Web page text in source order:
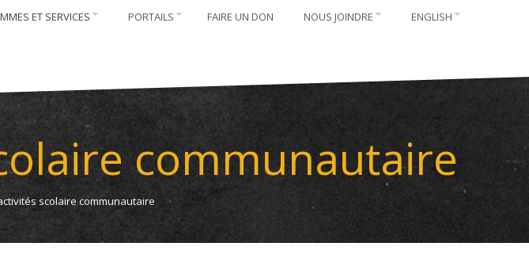
ET SERVICES PORTAILS FAIRE UN DON NOUS JOINDRE ENGLISH
communautaire
scolaire communautaire